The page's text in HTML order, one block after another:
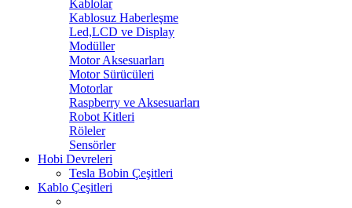
Kablolar
Kablosuz Haberleşme
Led,LCD ve Display
Modüller
Motor Aksesuarları
Motor Sürücüleri
Motorlar
Raspberry ve Aksesuarları
Robot Kitleri
Röleler
Sensörler
Hobi Devreleri
Tesla Bobin Çeşitleri
Kablo Çeşitleri